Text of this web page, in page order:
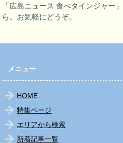
「広島ニュース 食べタインジャー
ら。お気軽にどうぞ。
メニュー
HOME
特集ページ
エリアから検索
新着記事一覧